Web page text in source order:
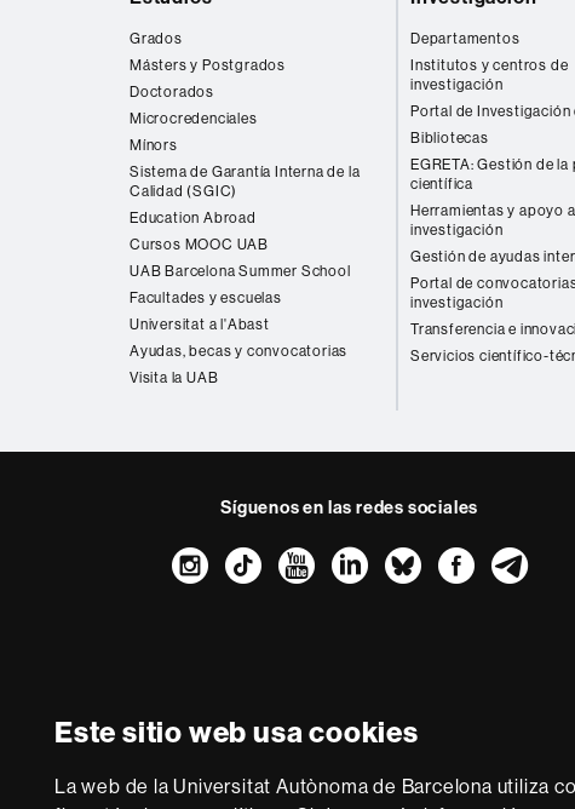
Este sitio web usa cookies
La web de la Universitat Autònoma de Barcelona utiliza
Grados
Másters y Postgrados
Doctorados
Microcredenciales
Mínors
Sistema de Garantía Interna de la
Calidad (SGIC)
Education Abroad
Cursos MOOC UAB
UAB Barcelona Summer School
Facultades y escuelas
Universitat a l'Abast
Ayudas, becas y convocatorias
Visita la UAB
Departamentos
Institutos y centros de
investigación
Portal de Investigación
Bibliotecas
EGRETA: Gestión de
científica
Herramientas y apoyo
investigación
Gestión de ayudas
Portal de
investigación
Transferencia e
Servicios científico-
Síguenos en las redes sociales
Instagram
TikTokYouTube
LinkedIn
Bluesky
Somos una
de la Europa del